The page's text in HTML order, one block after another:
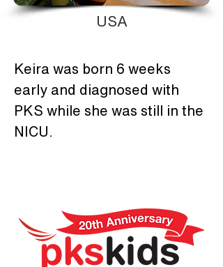
USA
Keira was born 6 weeks
early and diagnosed with
PKS while she was still in the
NICU.